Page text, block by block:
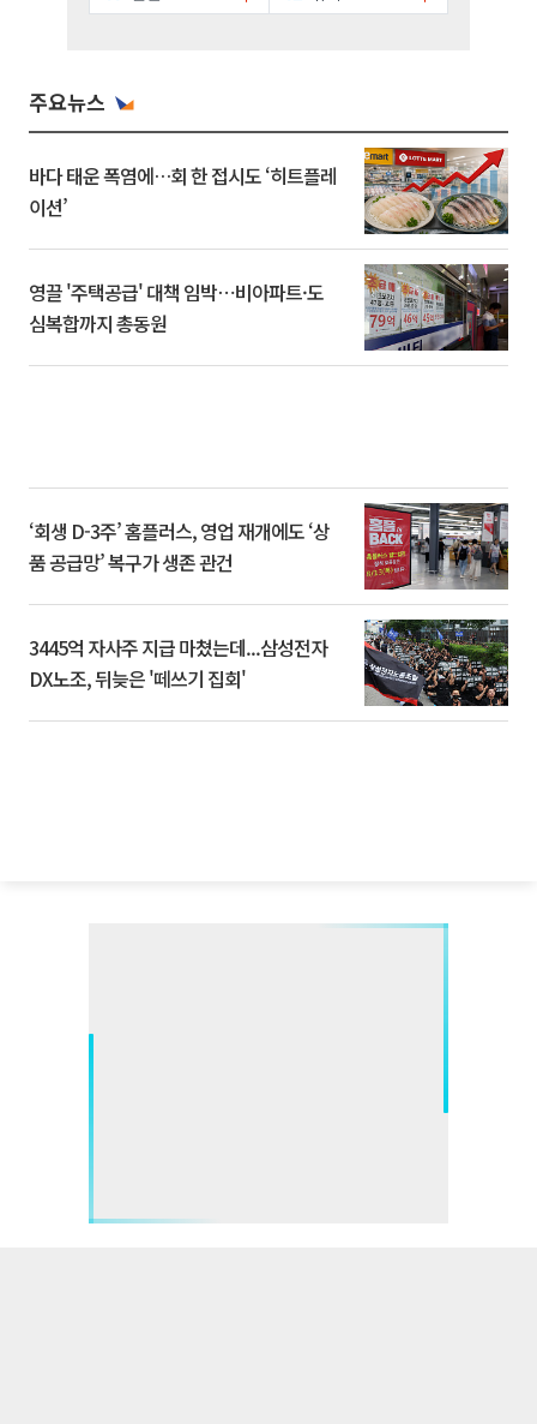
주요뉴스
바다 태운 폭염에…회 한 접시도 ‘히트플레
이션’
영끌 '주택공급' 대책 임박⋯비아파트·도
심복합까지 총동원
‘회생 D-3주’ 홈플러스, 영업 재개에도 ‘상
품 공급망’ 복구가 생존 관건
3445억 자사주 지급 마쳤는데...삼성전자
DX노조, 뒤늦은 '떼쓰기 집회'